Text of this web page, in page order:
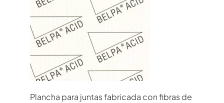
Plancha para juntas fabricada con fibras de